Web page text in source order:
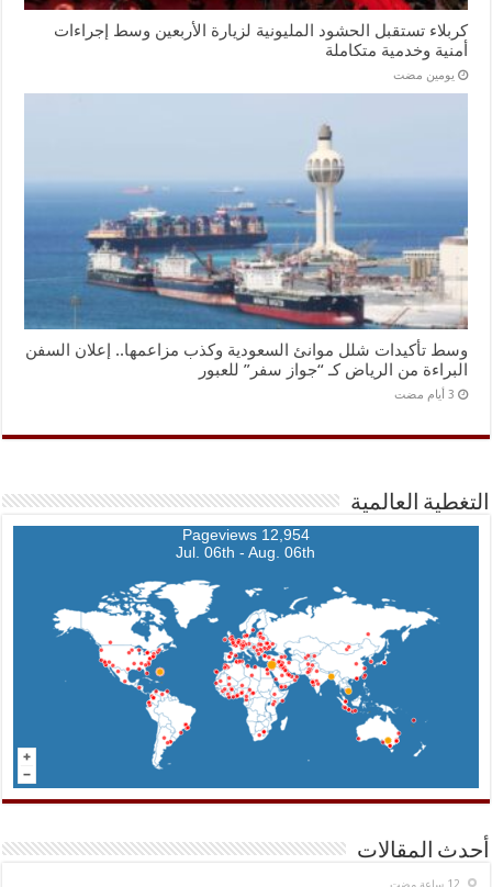
كربلاء تستقبل الحشود المليونية لزيارة الأربعين وسط إجراءات
أمنية وخدمية متكاملة
‏يومين مضت
وسط تأكيدات شلل موانئ السعودية وكذب مزاعمها.. إعلان السفن
البراءة من الرياض كـ “جواز سفر” للعبور
التغطية العالمية
12,954 Pageviews
Jul. 06th - Aug. 06th
أحدث المقالات